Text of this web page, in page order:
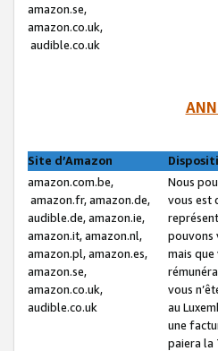
amazon.se,
amazon.co.uk,
audible.co.uk
Site d’Amazon
amazon.com.be,
amazon.fr, amazon.de,
audible.de, amazon.ie,
amazon.it, amazon.nl,
amazon.pl, amazon.es,
amazon.se,
amazon.co.uk,
audible.co.uk
Nous
vous est
pouvons
mais
vous
au
une
paiera la